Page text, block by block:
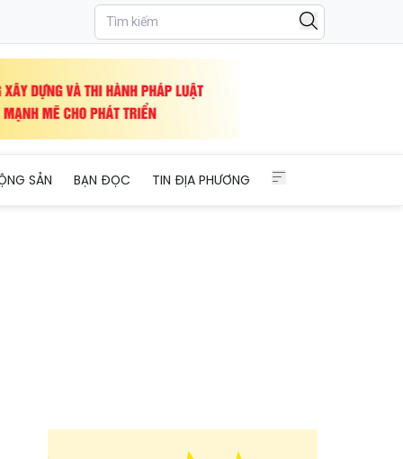
SẢN BẠN ĐỌC TIN ĐỊA PHƯƠNG